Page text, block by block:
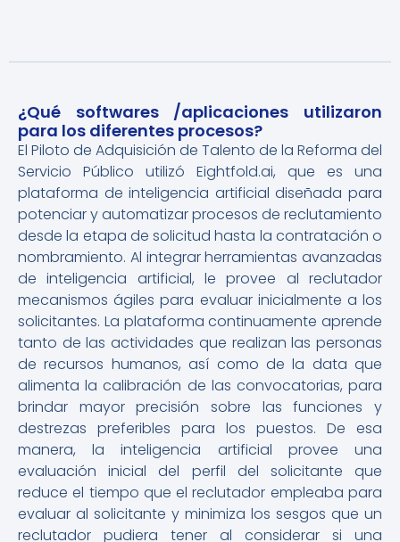
¿Qué softwares /aplicaciones utilizaron
para los diferentes procesos?
El Piloto de Adquisición de Talento de la Reforma del
Servicio Público utilizó Eightfold.ai, que es una
plataforma de inteligencia artificial diseñada para
potenciar y automatizar procesos de reclutamiento
desde la etapa de solicitud hasta la contratación o
nombramiento. Al integrar herramientas avanzadas
de inteligencia artificial, le provee al reclutador
mecanismos ágiles para evaluar inicialmente a los
solicitantes. La plataforma continuamente aprende
tanto de las actividades que realizan las personas
de recursos humanos, así como de la data que
alimenta la calibración de las convocatorias, para
brindar mayor precisión sobre las funciones y
destrezas preferibles para los puestos. De esa
manera, la inteligencia artificial provee una
evaluación inicial del perfil del solicitante que
reduce el tiempo que el reclutador empleaba para
evaluar al solicitante y minimiza los sesgos que un
reclutador pudiera tener al considerar si una